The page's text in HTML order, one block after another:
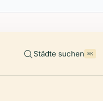
Städte suchen ⌘K